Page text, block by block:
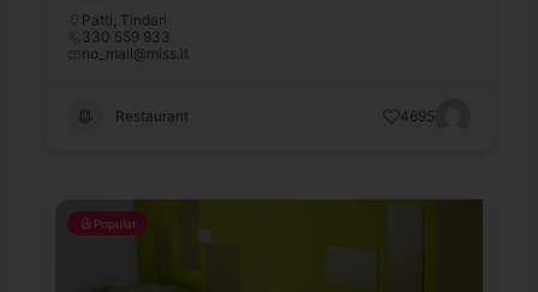
Patti Tindari
330 559 933
no_mail@miss.it
Restaurant 4695
Popular